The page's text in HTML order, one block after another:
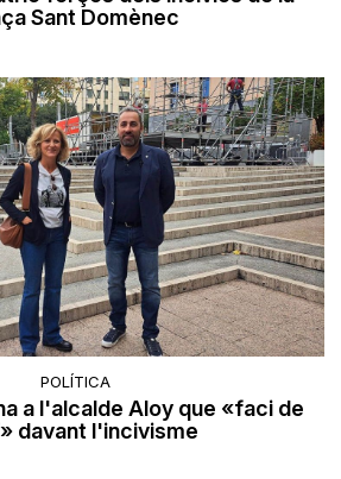
Sant Domènec
POLÍTICA
a l'alcalde Aloy que «faci de
davant l'incivisme